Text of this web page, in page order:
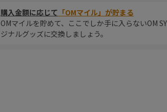
購入金額に応じて 「OMマイル」が貯まる
OMマイルを貯めて、ここでしか手に入らないOM
ジナルグッズに交換しましょう。